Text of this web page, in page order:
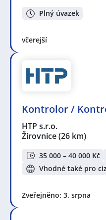
Plný úvazek
včerejší
Kontrolor /
HTP s.r.o.
Žirovnice(26 km)
35 000 – 40 000 Kč
Vhodné také pro
Zveřejněno: 3. srpna